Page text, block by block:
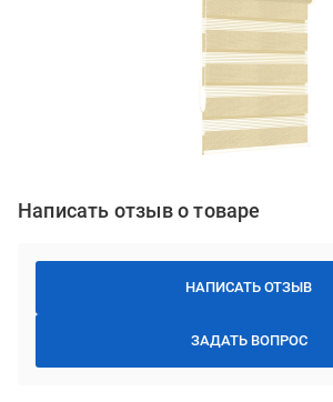
Написать отзыв о товаре
НАПИСАТЬ ОТЗЫВ
ЗАДАТЬ ВОПРОС